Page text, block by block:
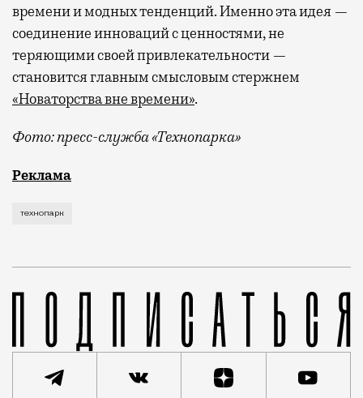
времени и модных тенденций. Именно эта идея —
соединение инноваций с ценностями, не
теряющими своей привлекательности —
становится главным смысловым стержнем
«Новаторства вне времени».
Фото: пресс-служба «Технопарка»
Рекламные кампании техники редко выходят за
Реклама
технопарк